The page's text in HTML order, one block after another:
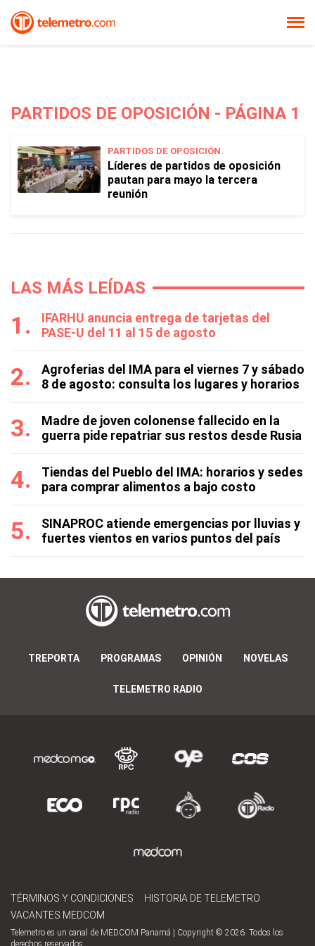
PARTIDOS DE OPOSICIÓN - PÁGINA 1
PARTIDOS DE OPOSICIÓN.
Líderes de partidos de oposición
pautan para mayo la tercera
reunión
LAS MÁS LEÍDAS
IFARHU anuncia entrega de tarjetas del
PASE-U del 11 al 15 de agosto
Agroferias del IMA para el viernes 7 y sábado
8 de agosto: consulta los lugares y horarios
Madre de joven colonense fallecido en la
guerra pide repatriar sus restos desde Rusia
Tiendas del Pueblo del IMA: horarios y sedes
para comprar alimentos a bajo costo
SINAPROC atiende emergencias por lluvias y
fuertes vientos en varios puntos del país
TREPORTA PROGRAMAS OPINIÓN NOVELAS
TELEMETRO RADIO
TÉRMINOS Y CONDICIONES
HISTORIA DE TELEMETRO
VACANTES MEDCOM
Telemetro es un canal de MEDCOM Panamá | Copyright © 2026. Todos los
derechos reservados.